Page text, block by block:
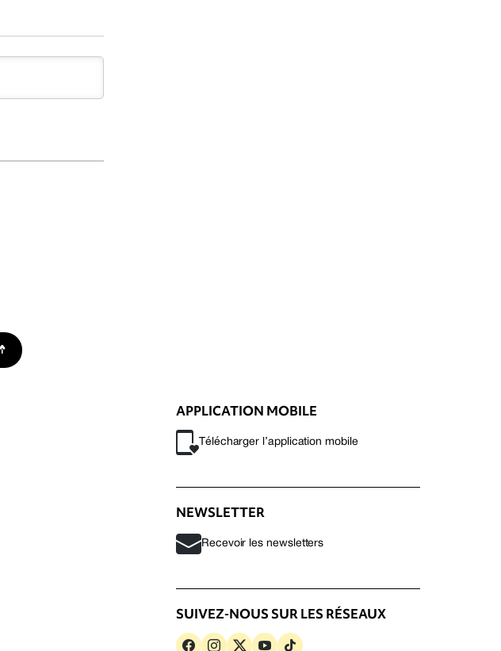
APPLICATION MOBILE
Télécharger l’application mobile
NEWSLETTER
Recevoir les newsletters
SUIVEZ-NOUS SUR LES RÉSEAUX